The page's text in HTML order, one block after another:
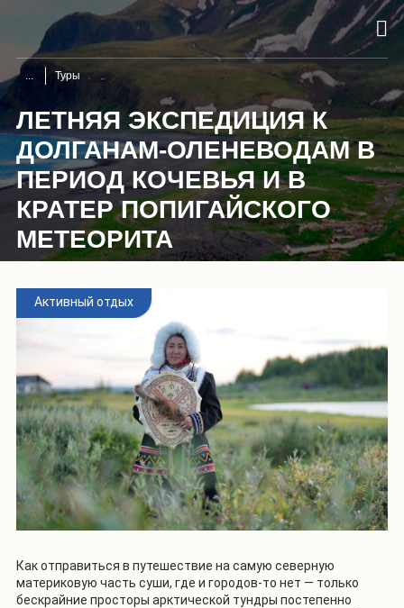
Туры
ЛЕТНЯЯ ЭКСПЕДИЦИЯ К
ДОЛГАНАМ-ОЛЕНЕВОДАМ В
ПЕРИОД КОЧЕВЬЯ И В
КРАТЕР ПОПИГАЙСКОГО
МЕТЕОРИТА
Активный отдых
Как отправиться в путешествие на самую северную
материковую часть суши, где и городов-то нет — только
бескрайние просторы арктической тундры постепенно